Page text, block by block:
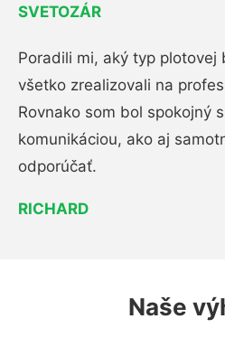
SVETOZÁR
Poradili mi, aký typ plotovej
všetko zrealizovali na
Rovnako som bol spokojný
komunikáciou, ako aj
odporúčať.
RICHARD
Naše